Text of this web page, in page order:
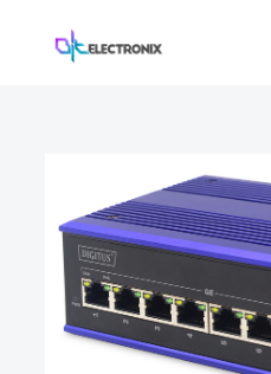
Zum Hauptinhalt springen